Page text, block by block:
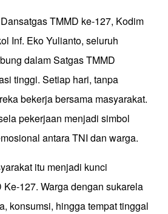
TMMD ke-127, Kodim
Inf. Eko Yulianto, seluruh
dalam Satgas TMMD
tinggi. Setiap hari, tanpa
bekerja bersama masyarakat.
pekerjaan menjadi simbol
antara TNI dan warga.
itu menjadi kunci
127. Warga dengan sukarela
konsumsi, hingga tempat tinggal